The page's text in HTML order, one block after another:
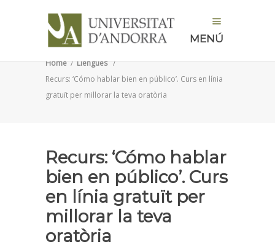
MENÚ
Home/Llengües/
Recurs: ‘Cómo hablar bien en público’. Curs en línia
gratuït per millorar la teva oratòria
Recurs: ‘Cómo hablar
bien en público’. Curs
en línia gratuït per
millorar la teva
oratòria